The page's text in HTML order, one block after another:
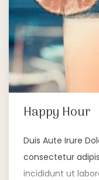
Happy Hour
Duis Aute Irure
consectetur
incididunt ut